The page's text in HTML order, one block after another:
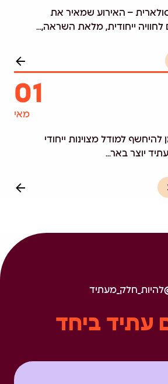
– האירוע שמאיר את
ייחודית, מלאת השראה,...
למודל מצוינות ייחודי
יוצר באר...
01
מאי
להיות_חלק_מעתיד
עתיד ביחד